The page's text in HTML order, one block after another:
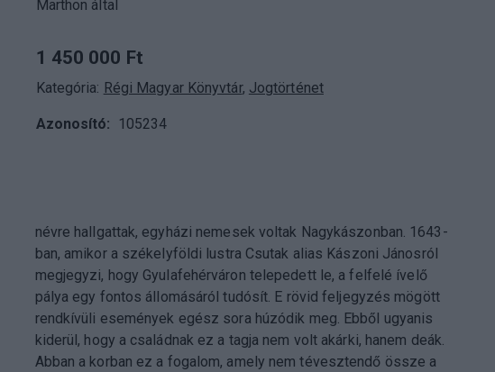
Marthon által
1 450 000 Ft
Kategória: Régi Magyar Könyvtár, Jogtörténet
Azonosító 105234
névre hallgattak, egyházi nemesek voltak Nagykászonban. 1643-
ban, amikor a székelyföldi lustra Csutak alias Kászoni Jánosról
megjegyzi, hogy Gyulafehérváron telepedett le, a felfelé ívelő
pálya egy fontos állomásáról tudósít. E rövid feljegyzés mögött
rendkívüli események egész sora húzódik meg. Ebből ugyanis
kiderül, hogy a családnak ez a tagja nem volt akárki, hanem deák.
Abban a korban ez a fogalom, amely nem tévesztendő össze a